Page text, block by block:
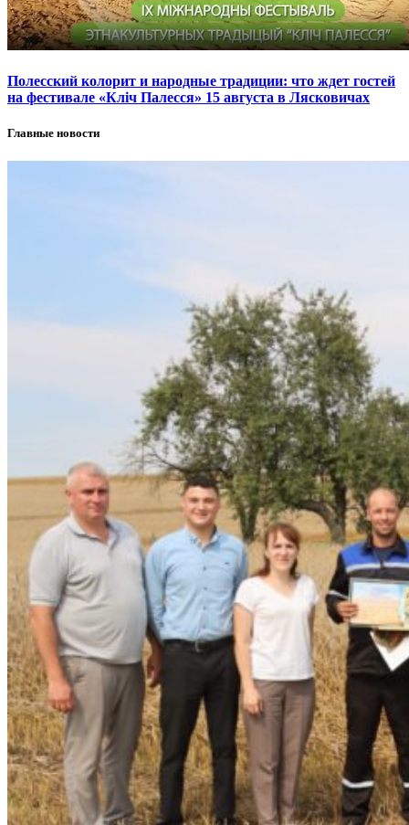
Полесский колорит и народные традиции: что ждет гостей
на фестивале «Кліч Палесся» 15 августа в Лясковичах
Главные новости